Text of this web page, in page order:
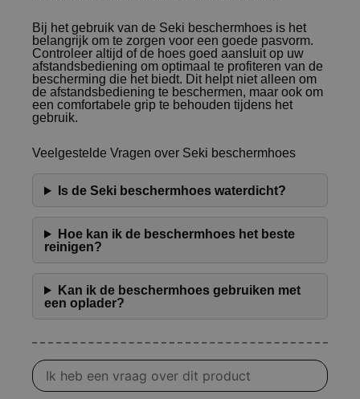
Bij het gebruik van de Seki beschermhoes is het
belangrijk om te zorgen voor een goede pasvorm.
Controleer altijd of de hoes goed aansluit op uw
afstandsbediening om optimaal te profiteren van de
bescherming die het biedt. Dit helpt niet alleen om
de afstandsbediening te beschermen, maar ook om
een comfortabele grip te behouden tijdens het
gebruik.
Veelgestelde Vragen over Seki beschermhoes
Is de Seki beschermhoes waterdicht?
Hoe kan ik de beschermhoes het beste
reinigen?
Kan ik de beschermhoes gebruiken met
een oplader?
Vraag
over